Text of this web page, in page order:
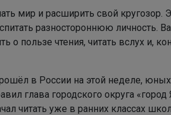
мир и расширить свой кругозор.
разностороннюю личность.
о пользе чтения, читать вслух и,
в России на этой неделе,
глава городского округа «город
читать уже в ранних классах